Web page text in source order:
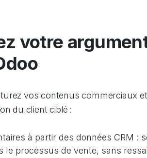
votre
vos contenus commerciaux
du client ciblé :
à partir des données CRM :
le processus de vente, sans